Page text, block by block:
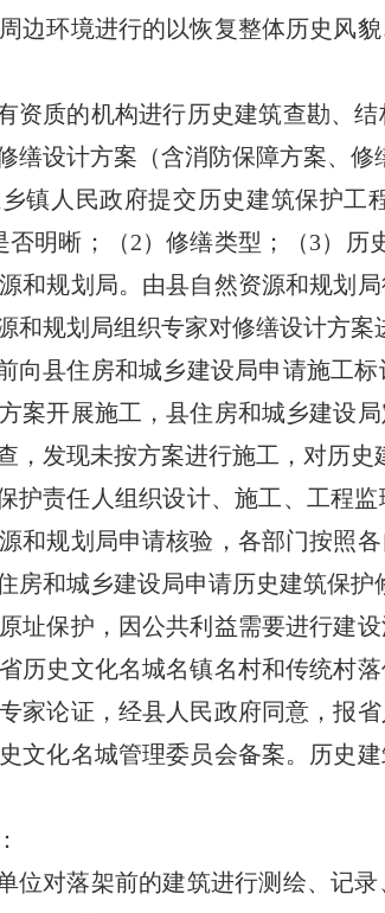
环境进行的以恢复整体历史风貌
质的机构进行历史建筑查勘、结
缮设计方案（含消防保障方案、修
人民政府提交历史建筑保护工
明晰；（2）修缮类型；（3）
和规划局。由县自然资源和规划
规划局组织专家对修缮设计方案
县住房和城乡建设局申请施工标
案开展施工，县住房和城乡建设
，发现未按方案进行施工，对历史
责任人组织设计、施工、工程监
和规划局申请核验，各部门按照
和城乡建设局申请历史建筑保护
保护，因公共利益需要进行建设
历史文化名城名镇名村和传统村
家论证，经县人民政府同意，报
文化名城管理委员会备案。历史
对落架前的建筑进行测绘、记录